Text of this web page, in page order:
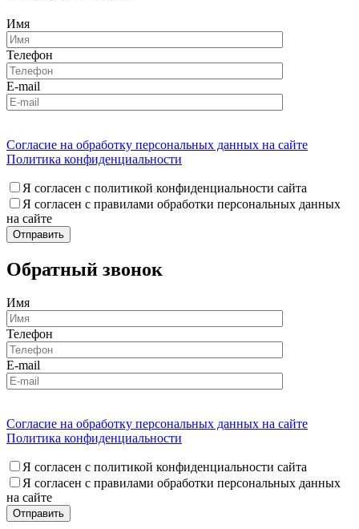
Имя
Телефон
E-mail
Согласие на обработку персональных данных на сайте
Политика конфиденциальности
Я согласен с политикой конфиденциальности сайта
Я согласен с правилами обработки персональных данных
на сайте
Обратный звонок
Имя
Телефон
E-mail
Согласие на обработку персональных данных на сайте
Политика конфиденциальности
Я согласен с политикой конфиденциальности сайта
Я согласен с правилами обработки персональных данных
на сайте